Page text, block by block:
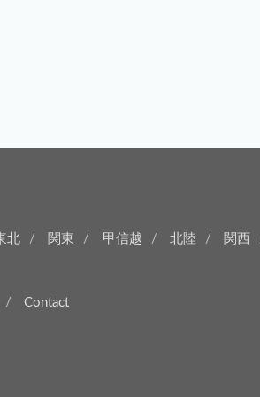
北 関東 甲信越 北陸
関西
Contact